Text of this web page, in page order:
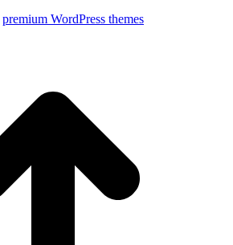
premium WordPress themes